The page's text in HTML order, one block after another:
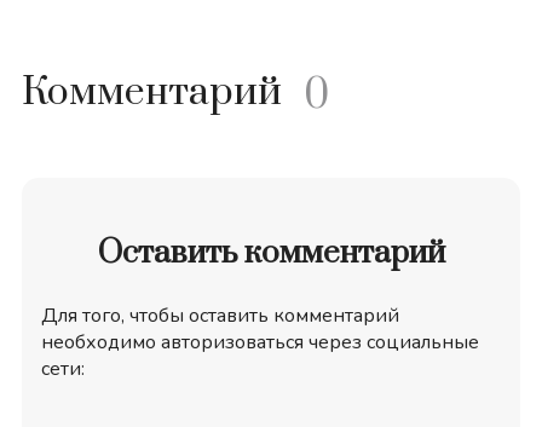
Комментарий 0
Оставить комментарий
Для того, чтобы оставить комментарий
необходимо авторизоваться через социальные
сети: